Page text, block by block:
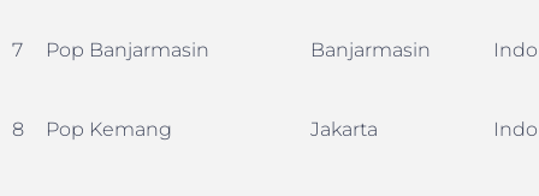
7 Pop Banjarmasin Banjarmasin
8 Pop Kemang Jakarta